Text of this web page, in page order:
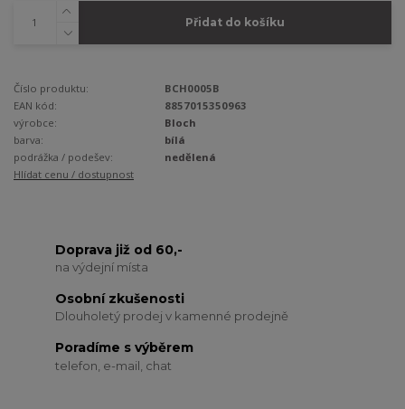
Přidat do košíku
Číslo produktu:
BCH0005B
EAN kód:
8857015350963
výrobce:
Bloch
barva:
bílá
podrážka / podešev:
nedělená
Hlídat cenu / dostupnost
Doprava již od 60,-
na výdejní místa
Osobní zkušenosti
Dlouholetý prodej v kamenné prodejně
Poradíme s výběrem
telefon, e-mail, chat